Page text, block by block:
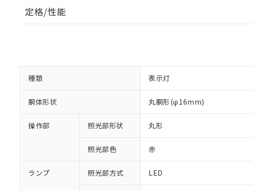
定格/性能
種類 表示灯
胴体形状 丸胴形(φ16mm)
操作部 照光部形状 丸形
照光部色 赤
ランプ 照光部方式 LED